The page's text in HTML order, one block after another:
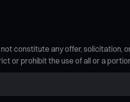
constitute any offer, solicitation,
or prohibit the use of all or a